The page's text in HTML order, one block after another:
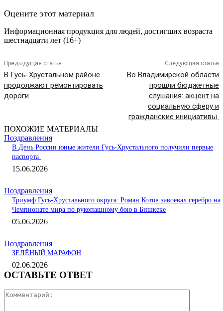
Оцените этот материал
Информационная продукция для людей, достигших возраста
шестнадцати лет (16+)
Предыдущая статья
В Гусь-Хрустальном районе
продолжают ремонтировать
дороги
Следующая статья
Во Владимирской области
прошли бюджетные
слушания: акцент на
социальную сферу и
гражданские инициативы
ПОХОЖИЕ МАТЕРИАЛЫ
Поздравления
В День России юные жители Гусь-Хрустального получили первые
паспорта
15.06.2026
Поздравления
Триумф Гусь-Хрустального округа: Роман Котов завоевал серебро на
Чемпионате мира по рукопашному бою в Бишкеке
05.06.2026
Поздравления
ЗЕЛЁНЫЙ МАРАФОН
02.06.2026
ОСТАВЬТЕ ОТВЕТ